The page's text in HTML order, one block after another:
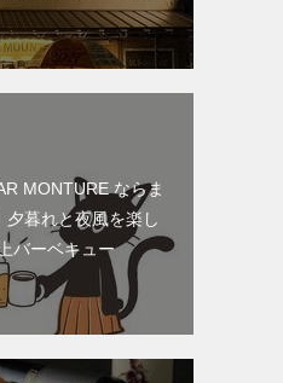
MONTURE ならま
夕暮れと夜風を楽し
バーベキュー